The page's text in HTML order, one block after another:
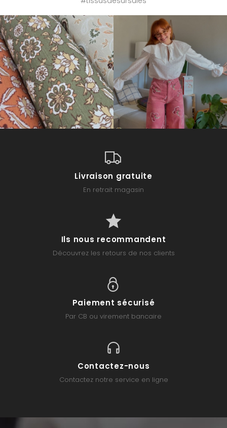
Livraison gratuite
En retrait magasin
Ils nous recommandent
Découvrez les retours de nos clients
Paiement sécurisé
Par CB ou virement bancaire
Contactez-nous
Contactez notre service en ligne